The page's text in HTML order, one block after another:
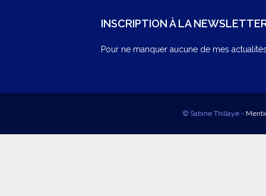
INSCRIPTION À LA
Pour ne manquer aucune de mes
© Sabine Thillaye -